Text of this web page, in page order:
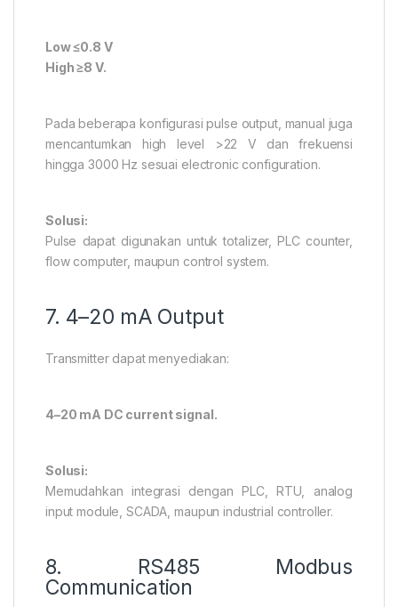
Low ≤0.8 V
High ≥8 V.
Pada beberapa konfigurasi pulse output, manual juga
mencantumkan high level >22 V dan frekuensi
hingga 3000 Hz sesuai electronic configuration.
Solusi:
Pulse dapat digunakan untuk totalizer, PLC counter,
flow computer, maupun control system.
7. 4–20 mA Output
Transmitter dapat menyediakan:
4–20 mA DC current signal.
Solusi:
Memudahkan integrasi dengan PLC, RTU, analog
input module, SCADA, maupun industrial controller.
8. RS485 Modbus
Communication